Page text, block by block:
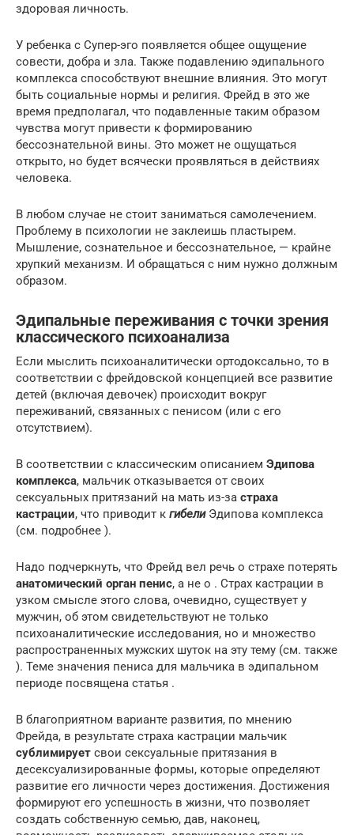
здоровая личность.
У ребенка с Супер-эго появляется общее ощущение
совести, добра и зла. Также подавлению эдипального
комплекса способствуют внешние влияния. Это могут
быть социальные нормы и религия. Фрейд в это же
время предполагал, что подавленные таким образом
чувства могут привести к формированию
бессознательной вины. Это может не ощущаться
открыто, но будет всячески проявляться в действиях
человека.
В любом случае не стоит заниматься самолечением.
Проблему в психологии не заклеишь пластырем.
Мышление, сознательное и бессознательное, — крайне
хрупкий механизм. И обращаться с ним нужно должным
образом.
Эдипальные переживания с точки зрения
классического психоанализа
Если мыслить психоаналитически ортодоксально, то в
соответствии с фрейдовской концепцией все развитие
детей (включая девочек) происходит вокруг
переживаний, связанных с пенисом (или с его
отсутствием).
В соответствии с классическим описанием Эдипова
комплекса, мальчик отказывается от своих
сексуальных притязаний на мать из-за страха
кастрации, что приводит к гибелиЭдипова комплекса
(см. подробнее ).
Надо подчеркнуть, что Фрейд вел речь о страхе потерять
анатомический орган пенис, а не о . Страх кастрации в
узком смысле этого слова, очевидно, существует у
мужчин, об этом свидетельствуют не только
психоаналитические исследования, но и множество
распространенных мужских шуток на эту тему (см. также
). Теме значения пениса для мальчика в эдипальном
периоде посвящена статья .
В благоприятном варианте развития, по мнению
Фрейда, в результате страха кастрации мальчик
сублимирует свои сексуальные притязания в
десексуализированные формы, которые определяют
развитие его личности через достижения. Достижения
формируют его успешность в жизни, что позволяет
создать собственную семью, дав, наконец,